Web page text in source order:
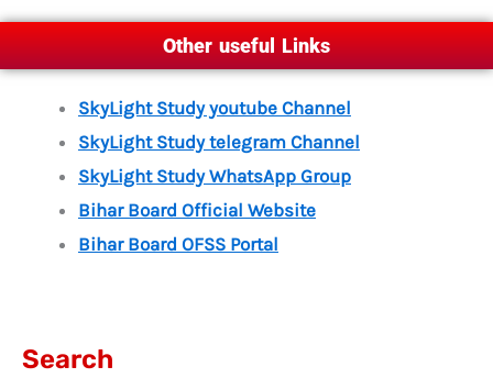
Other useful Links
SkyLight Study youtube Channel
SkyLight Study telegram Channel
SkyLight Study WhatsApp Group
Bihar Board Official Website
Bihar Board OFSS Portal
Search